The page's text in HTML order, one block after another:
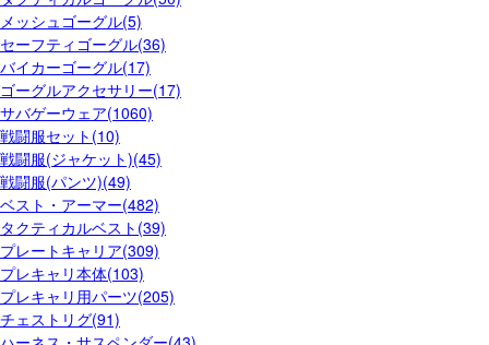
メッシュゴーグル(5)
セーフティゴーグル(36)
バイカーゴーグル(17)
ゴーグルアクセサリー(17)
サバゲーウェア(1060)
戦闘服セット(10)
戦闘服(ジャケット)(45)
戦闘服(パンツ)(49)
ベスト・アーマー(482)
タクティカルベスト(39)
プレートキャリア(309)
プレキャリ本体(103)
プレキャリ用パーツ(205)
チェストリグ(91)